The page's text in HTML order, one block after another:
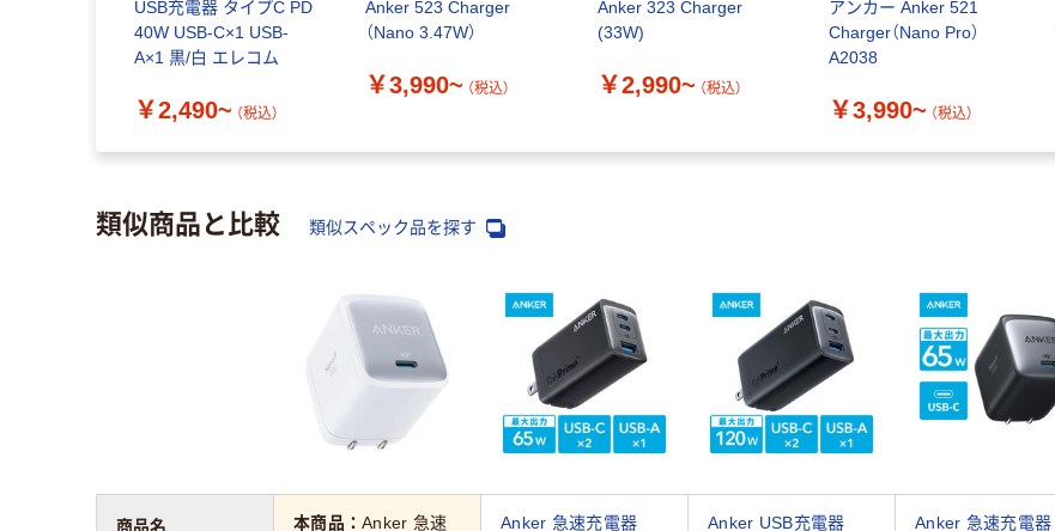
USB充電器 タイプC PD
40W USB-C×1 USB-
A×1 黒/白 エレコム
￥2,490~ （税込）
Anker 523 Charger
（Nano 3.47W）
￥3,990~ （税込）
Anker 323 Charger
(33W)
￥2,990~ （税込）
アンカー Anker 521
Charger（Nano Pro）
A2038
￥3,990~ （税込）
類似商品と比較 類似スペック品を探す
本商品：Anker 急速
Anker 急速充電器
Anker USB充電器
Anker 急速充電器
商品名